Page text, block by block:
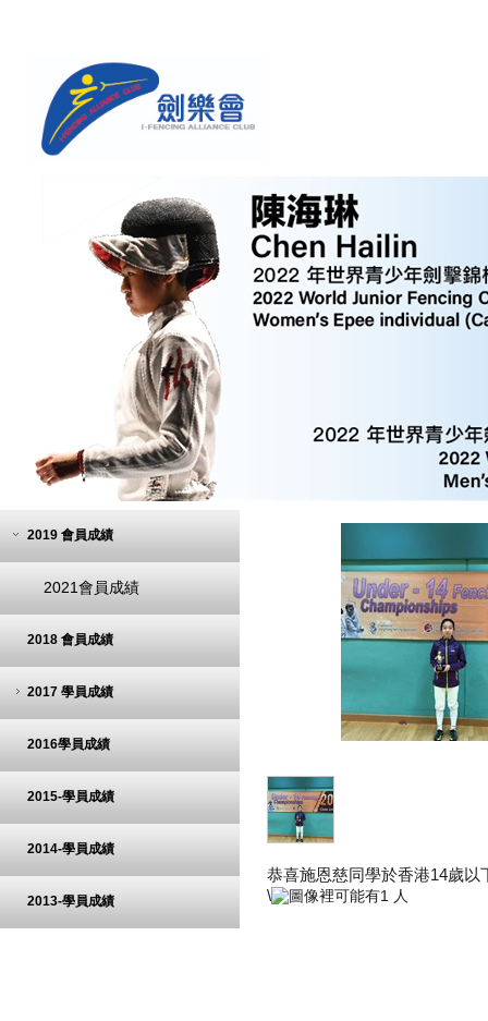
2019 會員成績
2021會員成績
2018 會員成績
2017 學員成績
2016學員成績
2015-學員成績
2014-學員成績
2013-學員成績
恭喜施恩慈同學於香港14歲
\